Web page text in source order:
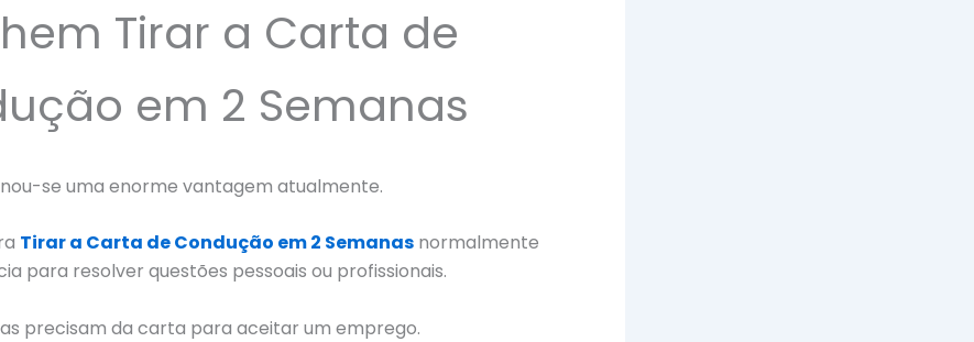
Tirar a Carta de
em 2 Semanas
se uma enorme vantagem atualmente.
Tirar a Carta de Condução em 2 Semanas normalmente
para resolver questões pessoais ou profissionais.
precisam da carta para aceitar um emprego.